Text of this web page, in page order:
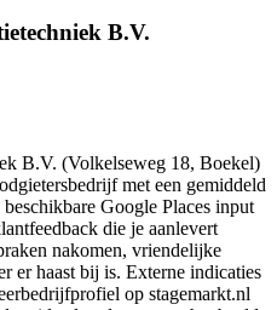
B.V.
B.V. (Volkelseweg 18, Boekel)
met een gemiddeld
Google Places input
die je aanlevert
nakomen, vriendelijke
er haast bij is. Externe indicaties
op stagemarkt.nl